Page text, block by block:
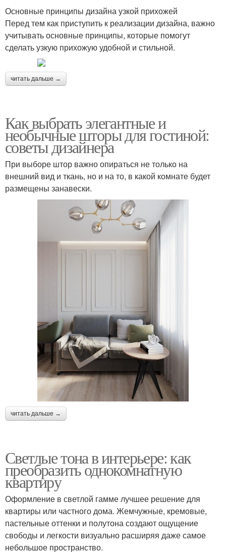
Основные принципы дизайна узкой прихожей
Перед тем как приступить к реализации дизайна, важно
учитывать основные принципы, которые помогут
сделать узкую прихожую удобной и стильной.
читать дальше →
Как выбрать элегантные и
необычные шторы для гостиной:
советы дизайнера
При выборе штор важно опираться не только на
внешний вид и ткань, но и на то, в какой комнате будет
размещены занавески.
читать дальше →
Светлые тона в интерьере: как
преобразить однокомнатную
квартиру
Оформление в светлой гамме лучшее решение для
квартиры или частного дома. Жемчужные, кремовые,
пастельные оттенки и полутона создают ощущение
свободы и легкости визуально расширяя даже самое
небольшое пространство.